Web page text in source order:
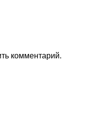
комментарий.